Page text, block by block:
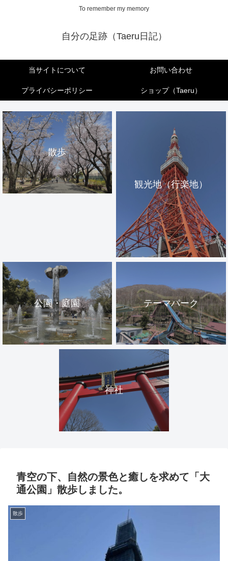
To remember my memory
自分の足跡（Taeru日記）
当サイトについて お問い合わせ
プライバシーポリシー ショップ（Taeru）
散歩
観光地（行楽地）
公園・庭園 テーマパーク
神社
青空の下、自然の景色と癒しを求めて「大
通公園」散歩しました。
散歩